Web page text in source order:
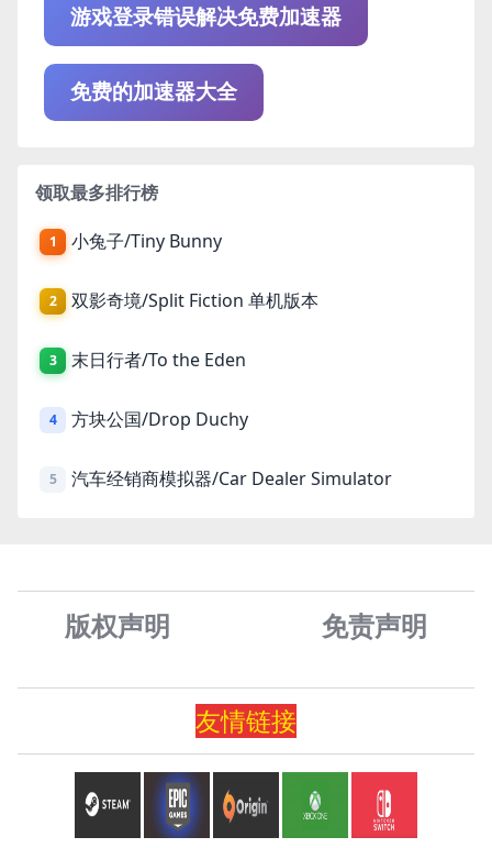
游戏登录错误解决免费加速器
免费的加速器大全
领取最多排行榜
1 小兔子/Tiny Bunny
2 双影奇境/Split Fiction 单机版本
3 末日行者/To the Eden
4 方块公国/Drop Duchy
5 汽车经销商模拟器/Car Dealer Simulator
版权声明 免责声明
友情链接